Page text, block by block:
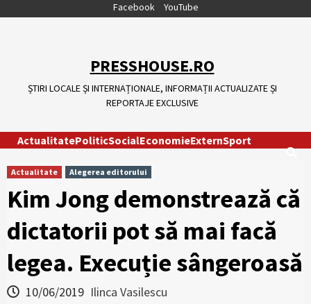
Facebook YouTube
PRESSHOUSE.RO
ȘTIRI LOCALE ȘI INTERNAȚIONALE, INFORMAȚII ACTUALIZATE ȘI
REPORTAJE EXCLUSIVE
ActualitatePoliticSocialEconomieExternSport
Actualitate Alegerea editorului
Kim Jong demonstrează că
dictatorii pot să mai facă
legea. Execuție sângeroasă
10/06/2019 Ilinca Vasilescu